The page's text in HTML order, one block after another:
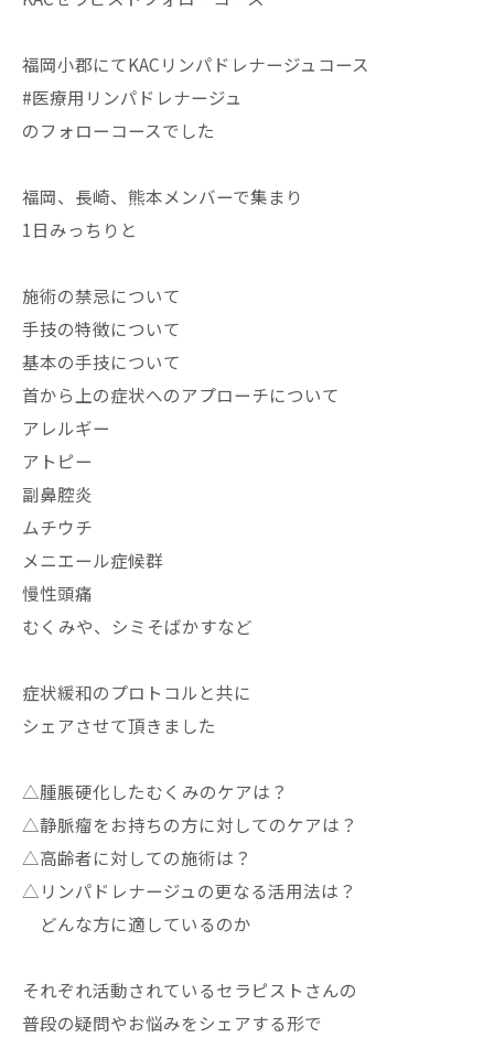
福岡小郡にてKACリンパドレナージュコース
#医療用リンパドレナージュ
のフォローコースでした
福岡、長崎、熊本メンバーで集まり
1日みっちりと
施術の禁忌について
手技の特徴について
基本の手技について
首から上の症状へのアプローチについて
アレルギー
アトピー
副鼻腔炎
ムチウチ
メニエール症候群
慢性頭痛
むくみや、シミそばかすなど
症状緩和のプロトコルと共に
シェアさせて頂きました
△腫脹硬化したむくみのケアは？
△静脈瘤をお持ちの方に対してのケアは？
△高齢者に対しての施術は？
△リンパドレナージュの更なる活用法は？
どんな方に適しているのか
それぞれ活動されているセラピストさんの
普段の疑問やお悩みをシェアする形で